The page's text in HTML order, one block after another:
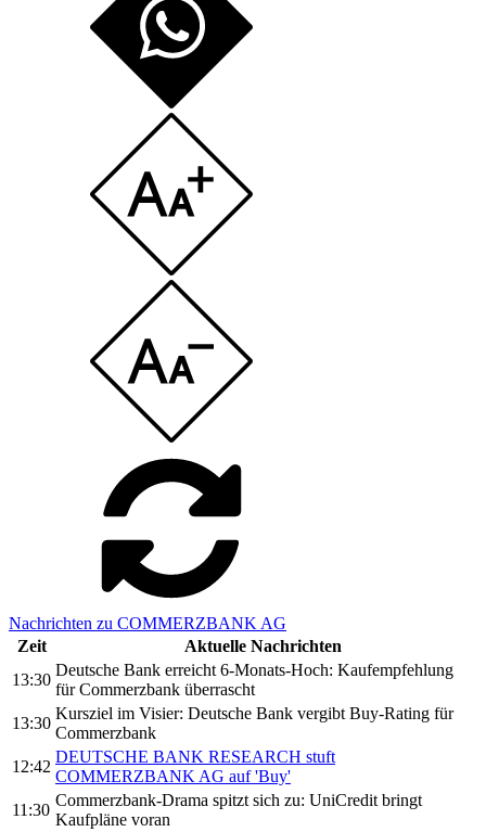
Nachrichten zu COMMERZBANK AG
Zeit
Aktuelle Nachrichten
13:30
Deutsche Bank erreicht 6-Monats-Hoch: Kaufempfehlung
für Commerzbank überrascht
13:30
Kursziel im Visier: Deutsche Bank vergibt Buy-Rating für
Commerzbank
12:42
DEUTSCHE BANK RESEARCH stuft
COMMERZBANK AG auf 'Buy'
11:30
Commerzbank-Drama spitzt sich zu: UniCredit bringt
Kaufpläne voran